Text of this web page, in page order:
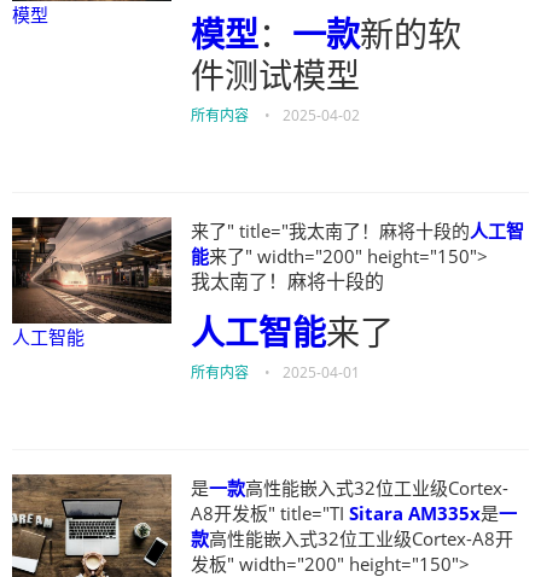
模型 模型： 一款新的软
件测试模型
所有内容 • 2025-04-02
人工智能
来了" title="我太南了！麻将十段的人工智
能来了" width="200" height="150">
我太南了！麻将十段的
人工智能来了
所有内容 • 2025-04-01
是一款高性能嵌入式32位工业级Cortex-
A8开发板" title="TI Sitara AM335x是一
款高性能嵌入式32位工业级Cortex-A8开
发板" width="200" height="150">